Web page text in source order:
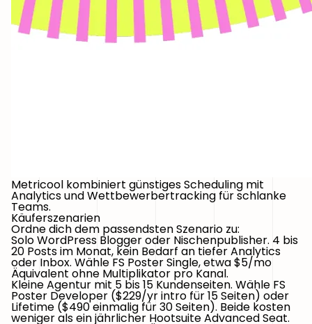
Metricool kombiniert günstiges Scheduling mit
Analytics und Wettbewerbertracking für schlanke
Teams.
Käuferszenarien
Ordne dich dem passendsten Szenario zu:
Solo WordPress Blogger oder Nischenpublisher. 4 bis
20 Posts im Monat, kein Bedarf an tiefer Analytics
oder Inbox. Wähle FS Poster Single, etwa $5/mo
Äquivalent ohne Multiplikator pro Kanal.
Kleine Agentur mit 5 bis 15 Kundenseiten. Wähle FS
Poster Developer ($229/yr intro für 15 Seiten) oder
Lifetime ($490 einmalig für 30 Seiten). Beide kosten
weniger als ein jährlicher Hootsuite Advanced Seat.